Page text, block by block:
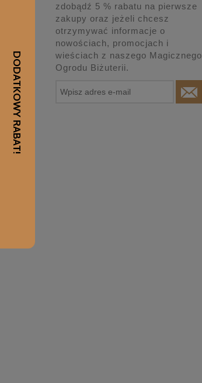
zdobądź 5 % rabatu na pierwsze
zakupy oraz jeżeli chcesz
otrzymywać informacje o
nowościach, promocjach i
wieściach z naszego Magicznego
Ogrodu Biżuterii.